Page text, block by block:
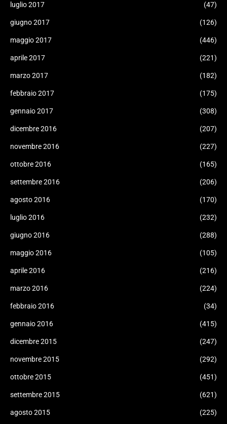
luglio 2017 (47)
giugno 2017 (126)
maggio 2017 (446)
aprile 2017 (221)
marzo 2017 (182)
febbraio 2017 (175)
gennaio 2017 (308)
dicembre 2016 (207)
novembre 2016 (227)
ottobre 2016 (165)
settembre 2016 (206)
agosto 2016 (170)
luglio 2016 (232)
giugno 2016 (288)
maggio 2016 (105)
aprile 2016 (216)
marzo 2016 (224)
febbraio 2016 (34)
gennaio 2016 (415)
dicembre 2015 (247)
novembre 2015 (292)
ottobre 2015 (451)
settembre 2015 (621)
agosto 2015 (225)